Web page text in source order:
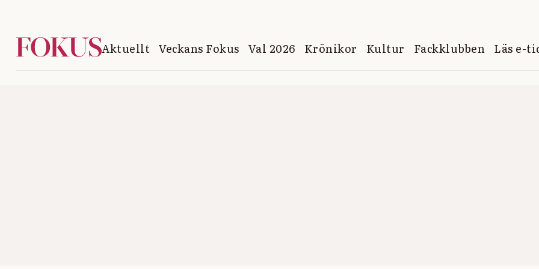
Aktuellt Veckans Fokus Val 2026 Krönikor Kultur Fackklubben Läs e-